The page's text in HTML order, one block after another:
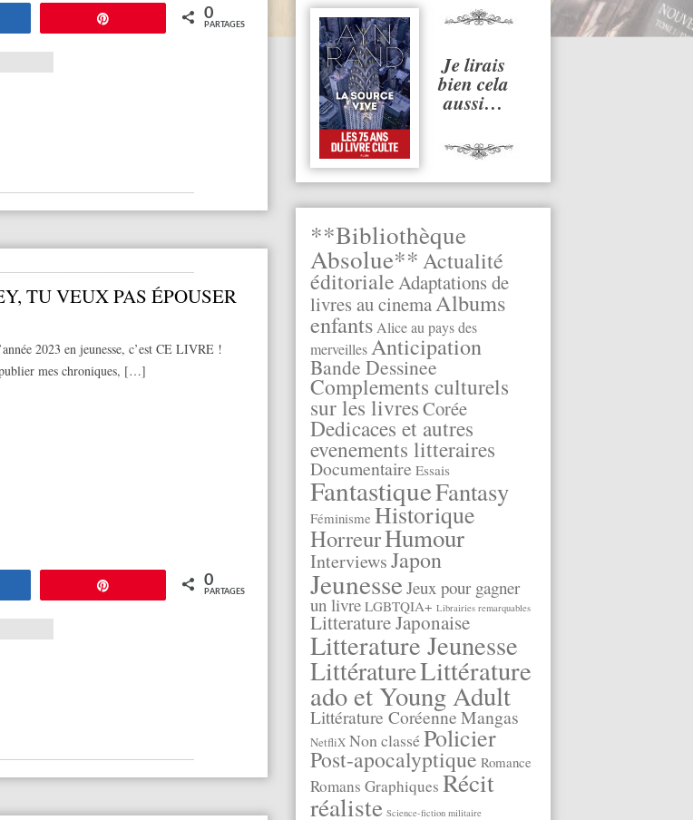
Je lirais
bien cela
aussi…
**Bibliothèque
Absolue**Actualité
éditorialeAdaptations de
livres au cinemaAlbums
enfantsAlice au pays des
merveillesAnticipation
Bande Dessinee
Complements culturels
sur les livresCorée
Dedicaces et autres
evenements litteraires
Documentaire Essais
FantastiqueFantasy
Féminisme Historique
HorreurHumour
InterviewsJapon
JeunesseJeux pour gagner
un livre LGBTQIA+ Librairies remarquables
Litterature Japonaise
Litterature Jeunesse
LittératureLittérature
ado et Young Adult
Littérature Coréenne Mangas
NetfliX Non classéPolicier
Post-apocalyptique Romance
Romans Graphiques Récit
réaliste Science-fiction militaire
0
PARTAGES
TU VEUX PAS ÉPOUSER
2023 en jeunesse, c’est CE LIVRE !
mes chroniques, […]
0
PARTAGES